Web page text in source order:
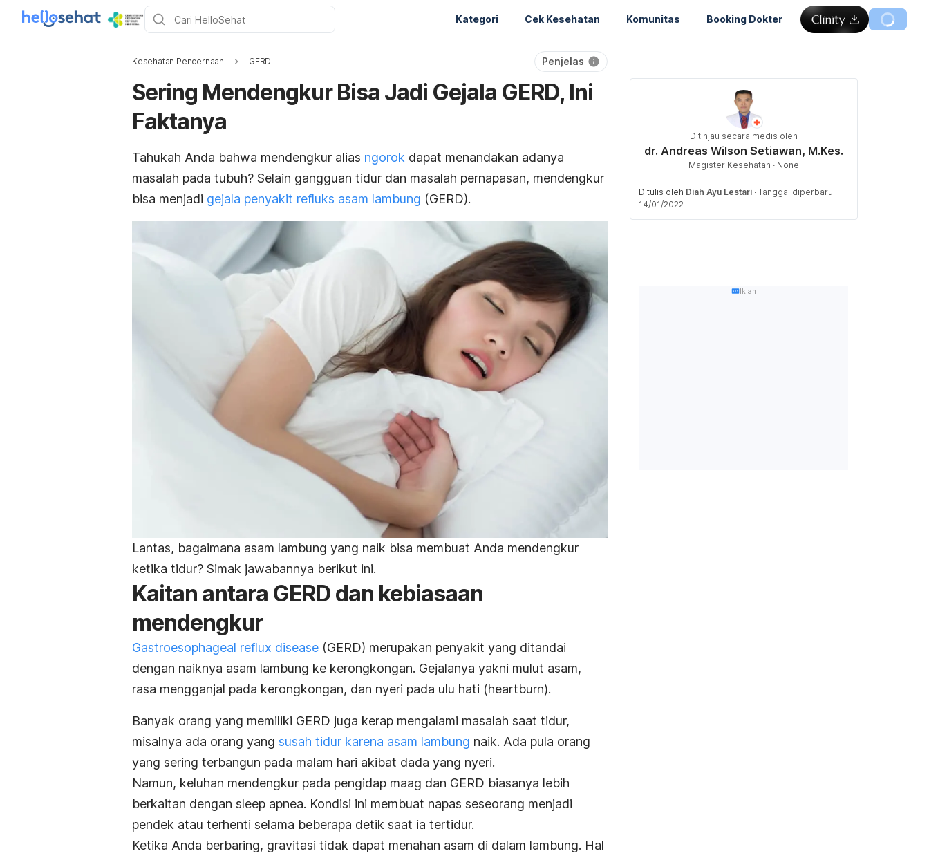
Kategori Cek Kesehatan Komunitas Booking Dokter
Kesehatan Pencernaan GERD Penjelas
Sering Mendengkur Bisa Jadi Gejala GERD, Ini
Faktanya
Tahukah Anda bahwa mendengkur alias ngorok dapat menandakan adanya
masalah pada tubuh? Selain gangguan tidur dan masalah pernapasan, mendengkur
bisa menjadi gejala penyakit refluks asam lambung (GERD).
Lantas, bagaimana asam lambung yang naik bisa membuat Anda mendengkur
ketika tidur? Simak jawabannya berikut ini.
Kaitan antara GERD dan kebiasaan
mendengkur
Gastroesophageal reflux disease (GERD) merupakan penyakit yang ditandai
dengan naiknya asam lambung ke kerongkongan. Gejalanya yakni mulut asam,
rasa mengganjal pada kerongkongan, dan nyeri pada ulu hati (heartburn).
Banyak orang yang memiliki GERD juga kerap mengalami masalah saat tidur,
misalnya ada orang yang susah tidur karena asam lambung naik. Ada pula orang
yang sering terbangun pada malam hari akibat dada yang nyeri.
Namun, keluhan mendengkur pada pengidap maag dan GERD biasanya lebih
berkaitan dengan sleep apnea. Kondisi ini membuat napas seseorang menjadi
pendek atau terhenti selama beberapa detik saat ia tertidur.
Ketika Anda berbaring, gravitasi tidak dapat menahan asam di dalam lambung. Hal
Ditinjau secara medis oleh
dr. Andreas Wilson Setiawan, M.Kes.
Magister Kesehatan · None
Ditulis oleh Diah Ayu Lestari · Tanggal diperbarui
14/01/2022
Iklan